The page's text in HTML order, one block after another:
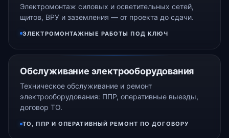
Электромонтаж силовых и осветительных сетей,
щитов, ВРУ и заземления — от проекта до сдачи.
ЭЛЕКТРОМОНТАЖНЫЕ РАБОТЫ ПОД КЛЮЧ
Обслуживание электрооборудования
Техническое обслуживание и ремонт
электрооборудования: ППР, оперативные выезды,
договор ТО.
ТО, ППР И ОПЕРАТИВНЫЙ РЕМОНТ ПО ДОГОВОРУ